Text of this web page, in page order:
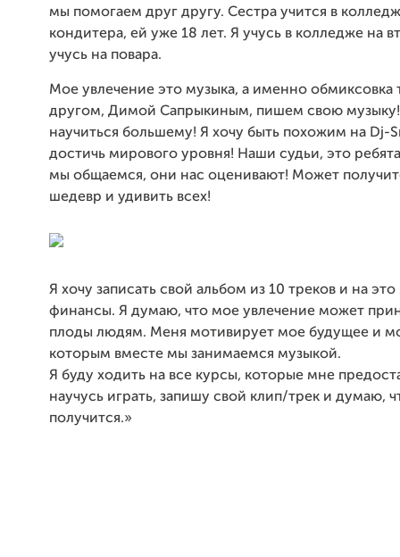
мы помогаем друг другу. Сестра учится в
кондитера, ей уже 18 лет. Я учусь в колледже на
учусь на повара.
Мое увлечение это музыка, а именно обмиксовка
другом, Димой Сапрыкиным, пишем свою музыку!
научиться большему! Я хочу быть похожим на Dj-
достичь мирового уровня! Наши судьи, это
мы общаемся, они нас оценивают! Может
шедевр и удивить всех!
Я хочу записать свой альбом из 10 треков и на
финансы. Я думаю, что мое увлечение может
плоды людям. Меня мотивирует мое будущее и
которым вместе мы занимаемся музыкой.
Я буду ходить на все курсы, которые мне
научусь играть, запишу свой клип/трек и думаю,
получится.»